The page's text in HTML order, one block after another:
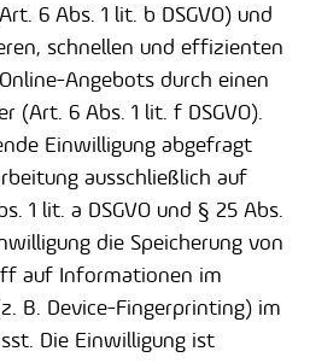
6 Abs. 1 lit. b DSGVO) und
schnellen und effizienten
Angebots durch einen
(Art. 6 Abs. 1 lit. f DSGVO).
Einwilligung abgefragt
ausschließlich auf
1 lit. a DSGVO und § 25 Abs.
die Speicherung von
auf Informationen im
B. Device-Fingerprinting) im
Die Einwilligung ist